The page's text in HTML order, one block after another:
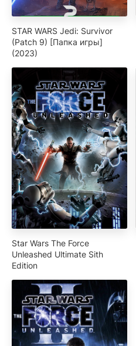
STAR WARS Jedi: Survivor
(Patch 9) [Папка игры]
(2023)
Star Wars The Force
Unleashed Ultimate Sith
Edition